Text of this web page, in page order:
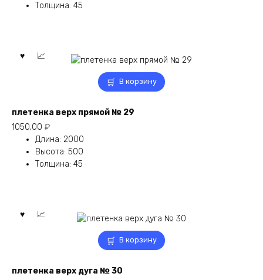
Толщина: 45
В корзину
плетенка верх прямой № 29
1050,00 ₽
Длина: 2000
Высота: 500
Толщина: 45
В корзину
плетенка верх дуга № 30